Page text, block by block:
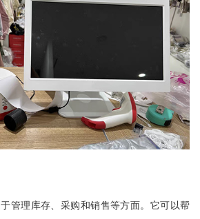
管理库存、采购和销售等方面。它可以帮